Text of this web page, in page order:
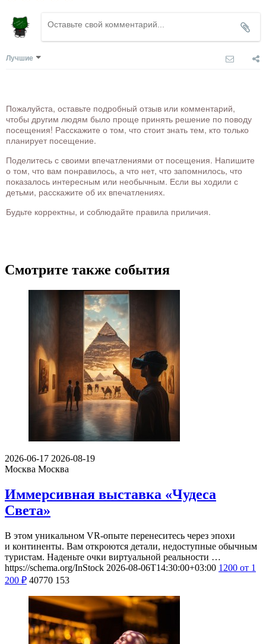
Лучшие
Пожалуйста, оставьте подробный отзыв или комментарий,
чтобы другим людям было проще принять решение по поводу
посещения! Расскажите о том, что стоит знать тем, кто только
планирует посещение.
Поделитесь с своими впечатлениями от посещения. Напишите
о том, что вам понравилось, а что нет, что запомнилось, что
показалось интересным или необычным. Если вы ходили с
детьми, расскажите об их впечатлениях.
Будьте корректны, и соблюдайте правила приличия.
Смотрите также события
2026-06-17 2026-08-19
Москва Москва
Иммерсивная выставка «Чудеса
Света»
В этом уникальном VR-опыте перенеситесь через эпохи
и континенты. Вам откроются детали, недоступные обычным
туристам. Наденьте очки виртуальной реальности …
https://schema.org/InStock 2026-08-06T14:30:00+03:00 1200 от 1
200 ₽ 40770 153